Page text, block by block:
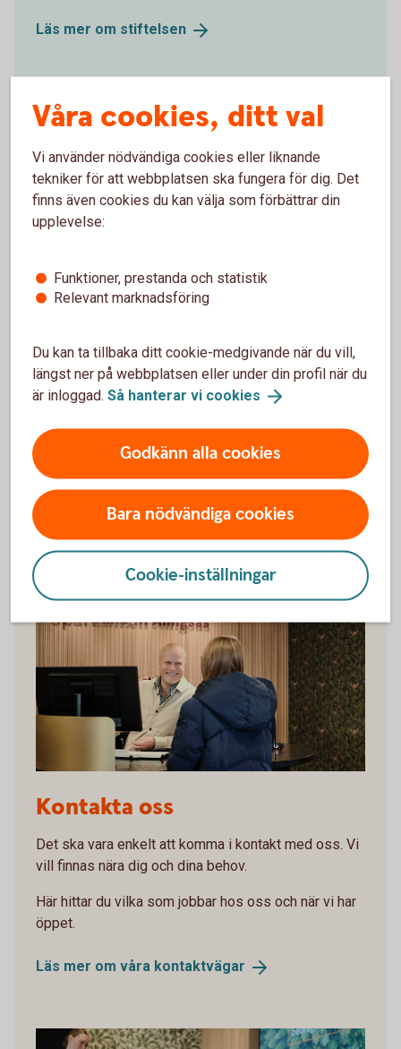
Läs mer om stiftelsen
Sponsring
Vi är övertygade om att föreningarna är viktiga
krafter som skapar sammanhållning och trygga barn
och ungdomar i vårt verksamhetsområde.
för vårt samhälle
Läs mer omsponsring
Kontakta oss
Det ska vara enkelt att komma i kontakt med oss. Vi
vill finnas nära dig och dina behov.
Här hittar du vilka som jobbar hos oss och när vi har
öppet.
Läs mer om våra kontaktvägar
Våra cookies, ditt val
Vi använder nödvändiga cookies eller liknande
tekniker för att webbplatsen ska fungera för dig. Det
finns även cookies du kan välja som förbättrar din
upplevelse:
Funktioner, prestanda och statistik
Relevant marknadsföring
Du kan ta tillbaka ditt cookie-medgivande när du vill,
längst ner på webbplatsen eller under din profil när du
är inloggad. Så hanterar vi cookies
Godkänn alla cookies
Bara nödvändiga cookies
Cookie-inställningar